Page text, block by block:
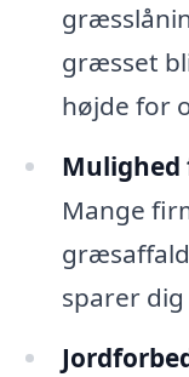
græsset
højde for
Mange
sparer